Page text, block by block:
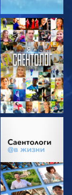
СМОТРЕТЬ
СМОТРЕТЬ